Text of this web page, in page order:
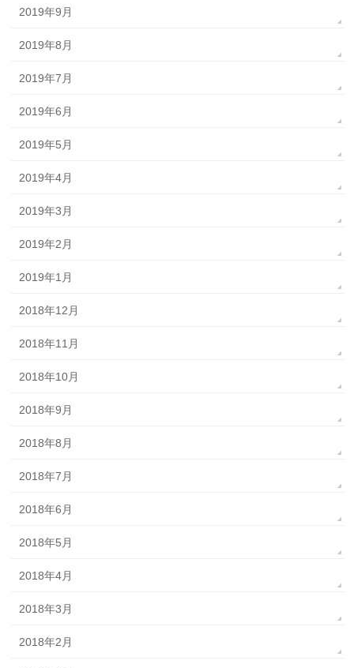
2019年9月
2019年8月
2019年7月
2019年6月
2019年5月
2019年4月
2019年3月
2019年2月
2019年1月
2018年12月
2018年11月
2018年10月
2018年9月
2018年8月
2018年7月
2018年6月
2018年5月
2018年4月
2018年3月
2018年2月